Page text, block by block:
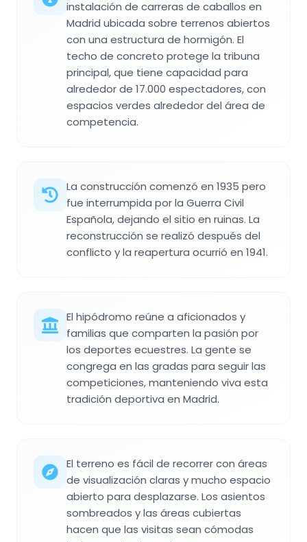
instalación de carreras de caballos en
Madrid ubicada sobre terrenos abiertos
con una estructura de hormigón. El
techo de concreto protege la tribuna
principal, que tiene capacidad para
alrededor de 17.000 espectadores, con
espacios verdes alrededor del área de
competencia.
La construcción comenzó en 1935 pero
fue interrumpida por la Guerra Civil
Española, dejando el sitio en ruinas. La
reconstrucción se realizó después del
conflicto y la reapertura ocurrió en 1941.
El hipódromo reúne a aficionados y
familias que comparten la pasión por
los deportes ecuestres. La gente se
congrega en las gradas para seguir las
competiciones, manteniendo viva esta
tradición deportiva en Madrid.
El terreno es fácil de recorrer con áreas
de visualización claras y mucho espacio
abierto para desplazarse. Los asientos
sombreados y las áreas cubiertas
hacen que las visitas sean cómodas